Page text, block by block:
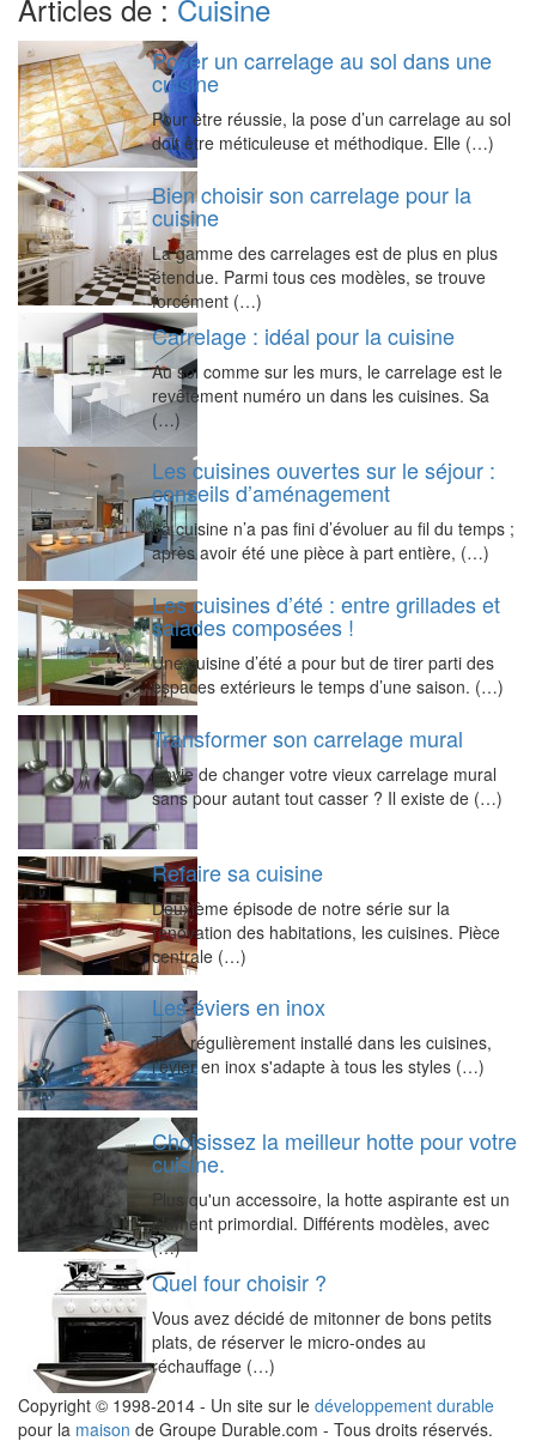
Articles de : Cuisine
Poser un carrelage au sol dans une
cuisine
Pour être réussie, la pose d’un carrelage au sol
doit être méticuleuse et méthodique. Elle (…)
Bien choisir son carrelage pour la
cuisine
La gamme des carrelages est de plus en plus
étendue. Parmi tous ces modèles, se trouve
forcément (…)
Carrelage : idéal pour la cuisine
Au sol comme sur les murs, le carrelage est le
revêtement numéro un dans les cuisines. Sa
(…)
Les cuisines ouvertes sur le séjour :
conseils d’aménagement
La cuisine n’a pas fini d’évoluer au fil du temps ;
après avoir été une pièce à part entière, (…)
Les cuisines d’été : entre grillades et
salades composées !
Une cuisine d’été a pour but de tirer parti des
espaces extérieurs le temps d’une saison. (…)
Transformer son carrelage mural
Envie de changer votre vieux carrelage mural
sans pour autant tout casser ? Il existe de (…)
Refaire sa cuisine
Deuxième épisode de notre série sur la
rénovation des habitations, les cuisines. Pièce
centrale (…)
Les éviers en inox
Très régulièrement installé dans les cuisines,
l'évier en inox s'adapte à tous les styles (…)
Choisissez la meilleur hotte pour votre
cuisine.
Plus qu'un accessoire, la hotte aspirante est un
élément primordial. Différents modèles, avec
(…)
Quel four choisir ?
Vous avez décidé de mitonner de bons petits
plats, de réserver le micro-ondes au
réchauffage (…)
Copyright © 1998-2014 - Un site sur le développement durable
pour la maison de Groupe Durable.com - Tous droits réservés.